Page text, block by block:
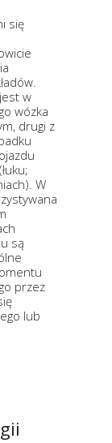
się
w
wózka
drugi z
W
są
przez
lub